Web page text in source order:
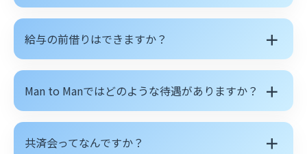
給与の前借りはできますか？ ＋
Man to Manではどのような待遇がありますか？ ＋
共済会ってなんですか？ ＋